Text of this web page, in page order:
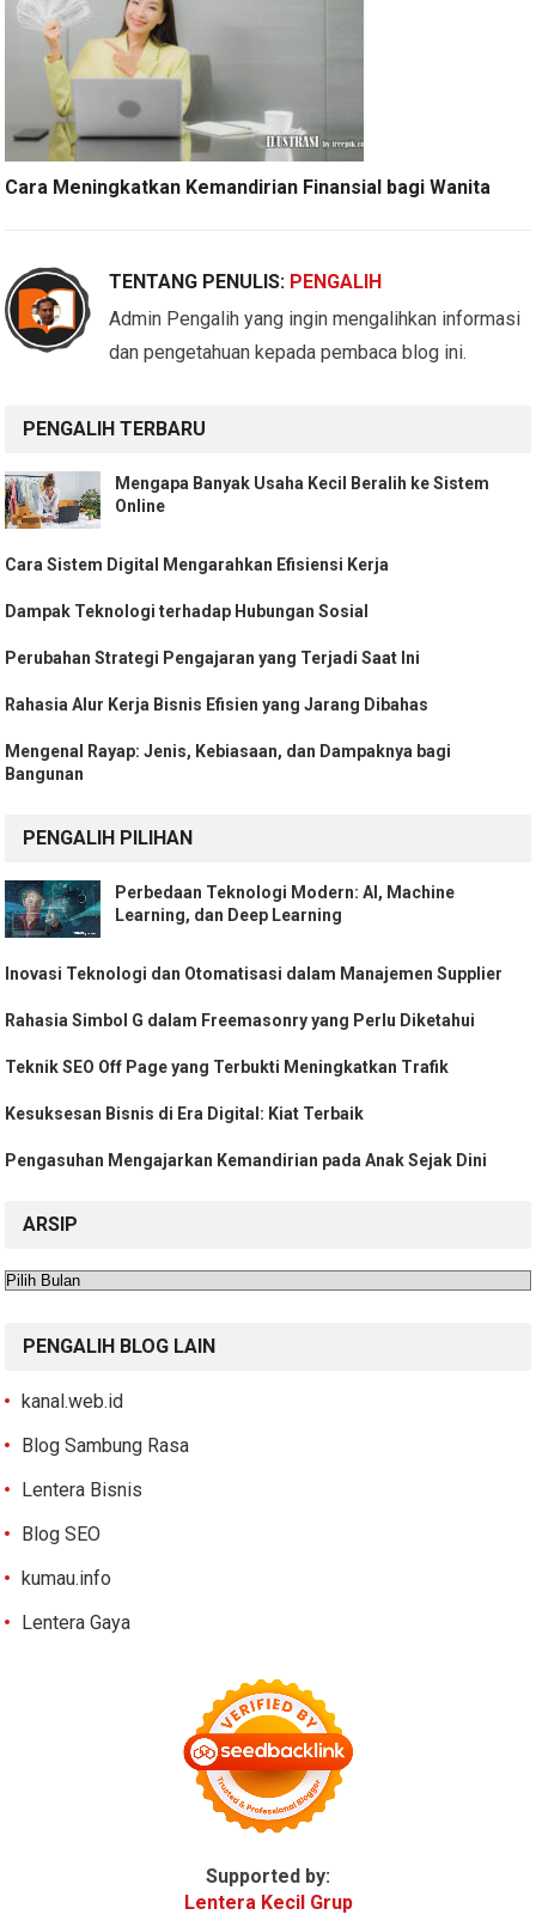
Cara Meningkatkan Kemandirian Finansial bagi Wanita
TENTANG PENULIS: PENGALIH
Admin Pengalih yang ingin mengalihkan informasi
dan pengetahuan kepada pembaca blog ini.
PENGALIH TERBARU
Mengapa Banyak Usaha Kecil Beralih ke Sistem
Online
Cara Sistem Digital Mengarahkan Efisiensi Kerja
Dampak Teknologi terhadap Hubungan Sosial
Perubahan Strategi Pengajaran yang Terjadi Saat Ini
Rahasia Alur Kerja Bisnis Efisien yang Jarang Dibahas
Mengenal Rayap: Jenis, Kebiasaan, dan Dampaknya bagi
Bangunan
PENGALIH PILIHAN
Perbedaan Teknologi Modern: AI, Machine
Learning, dan Deep Learning
Inovasi Teknologi dan Otomatisasi dalam Manajemen Supplier
Rahasia Simbol G dalam Freemasonry yang Perlu Diketahui
Teknik SEO Off Page yang Terbukti Meningkatkan Trafik
Kesuksesan Bisnis di Era Digital: Kiat Terbaik
Pengasuhan Mengajarkan Kemandirian pada Anak Sejak Dini
ARSIP
Arsip
PENGALIH BLOG LAIN
kanal.web.id
Blog Sambung Rasa
Lentera Bisnis
Blog SEO
kumau.info
Lentera Gaya
Supported by:
Lentera Kecil Grup